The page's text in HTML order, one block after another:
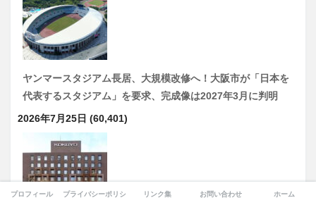
ヤンマースタジアム長居、大規模改修へ！大阪市が「日本を
代表するスタジアム」を要求、完成像は2027年3月に判明
2026年7月25日 (60,401)
プロフィール プライバシーポリシー リンク集 お問い合わせ ホーム